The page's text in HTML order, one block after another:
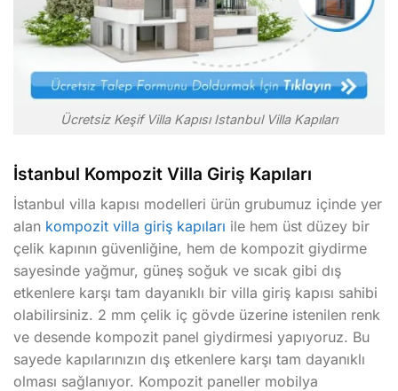
Ücretsiz Keşif Villa Kapısı Istanbul Villa Kapıları
İstanbul Kompozit Villa Giriş Kapıları
İstanbul villa kapısı modelleri ürün grubumuz içinde yer
alan kompozit villa giriş kapıları ile hem üst düzey bir
çelik kapının güvenliğine, hem de kompozit giydirme
sayesinde yağmur, güneş soğuk ve sıcak gibi dış
etkenlere karşı tam dayanıklı bir villa giriş kapısı sahibi
olabilirsiniz. 2 mm çelik iç gövde üzerine istenilen renk
ve desende kompozit panel giydirmesi yapıyoruz. Bu
sayede kapılarınızın dış etkenlere karşı tam dayanıklı
olması sağlanıyor. Kompozit paneller mobilya